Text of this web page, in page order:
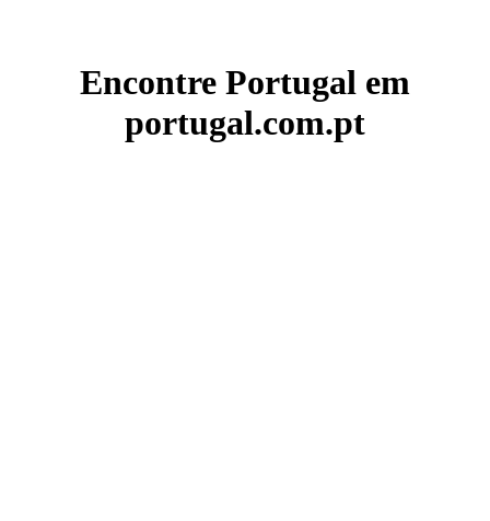
Encontre Portugal em
portugal.com.pt